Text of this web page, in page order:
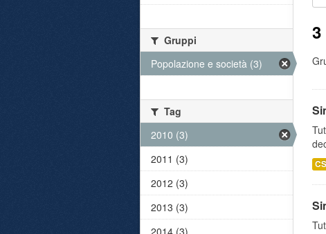
Gruppi
Popolazione e società (3)
Tag
2010 (3)
2011 (3)
2012 (3)
2013 (3)
2014 (3)